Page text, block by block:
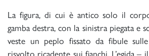
La figura, di cui è antico solo il
gamba destra, con la sinistra piegata e
veste un peplo fissato da fibule
risvolto ricadente sui fianchi. L’egida –